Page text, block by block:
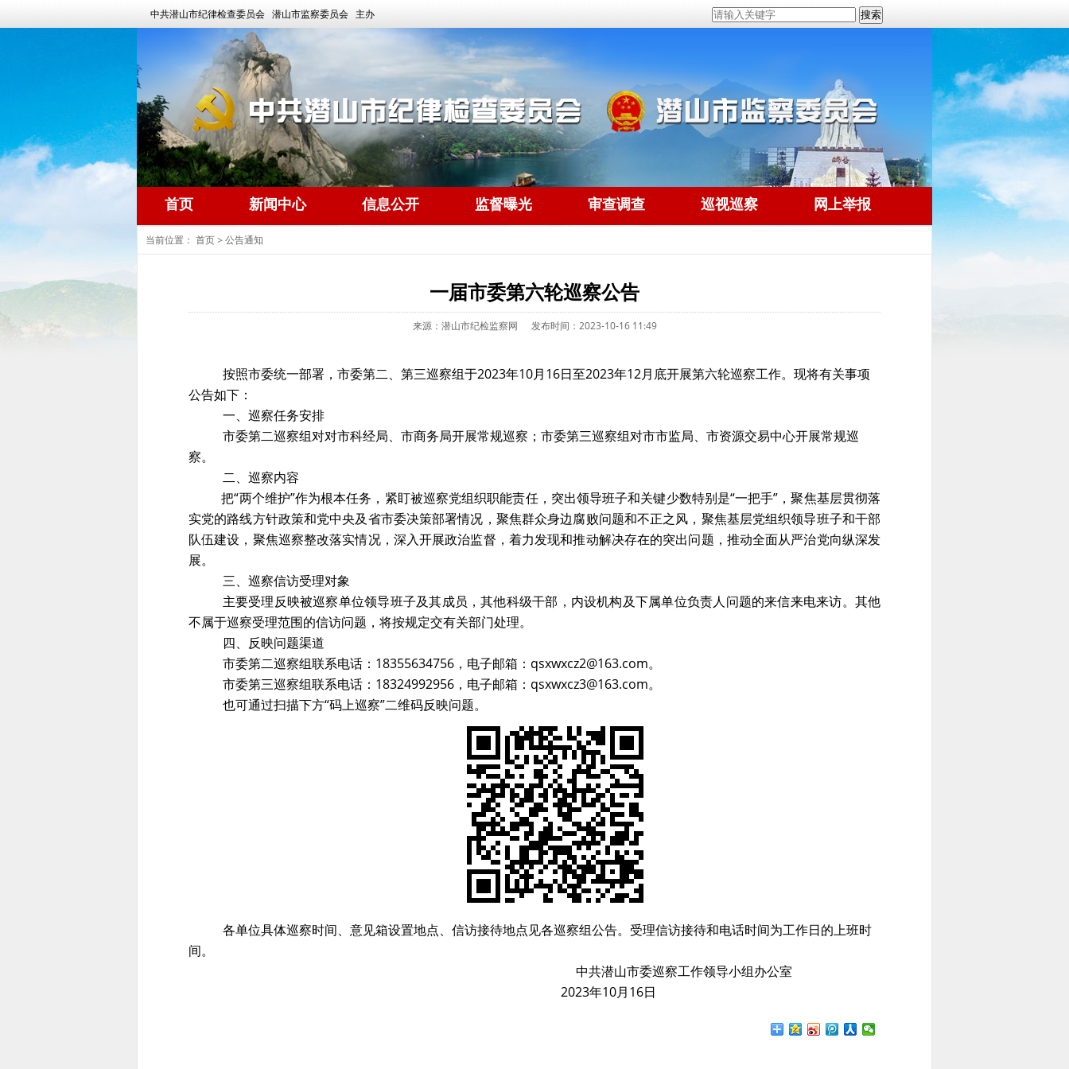
中共潜山市纪律检查委员会 潜山市监察委员会 主办
首页 新闻中心 信息公开 监督曝光 审查调查 巡视巡察 网上举报
当前位置： 首页> 公告通知
一届市委第六轮巡察公告
来源：潜山市纪检监察网 发布时间：2023-10-16 11:49
按照市委统一部署，市委第二、第三巡察组于2023年10月16日至2023年12月底开展第六轮巡察工作。现将有关事项
公告如下：
一、巡察任务安排
市委第二巡察组对对市科经局、市商务局开展常规巡察；市委第三巡察组对市市监局、市资源交易中心开展常规巡
察。
二、巡察内容
把“两个维护”作为根本任务，紧盯被巡察党组织职能责任，突出领导班子和关键少数特别是“一把手”，聚焦基层贯彻落
实党的路线方针政策和党中央及省市委决策部署情况，聚焦群众身边腐败问题和不正之风，聚焦基层党组织领导班子和干部
队伍建设，聚焦巡察整改落实情况，深入开展政治监督，着力发现和推动解决存在的突出问题，推动全面从严治党向纵深发
展。
三、巡察信访受理对象
主要受理反映被巡察单位领导班子及其成员，其他科级干部，内设机构及下属单位负责人问题的来信来电来访。其他
不属于巡察受理范围的信访问题，将按规定交有关部门处理。
四、反映问题渠道
市委第二巡察组联系电话：18355634756，电子邮箱： qsxwxcz2@163.com。
市委第三巡察组联系电话：18324992956，电子邮箱： qsxwxcz3@163.com。
也可通过扫描下方“码上巡察”二维码反映问题。
各单位具体巡察时间、意见箱设置地点、信访接待地点见各巡察组公告。受理信访接待和电话时间为工作日的上班时
间。
中共潜山市委巡察工作领导小组办公室
2023年10月16日